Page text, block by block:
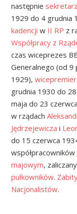
następnie
1929 do 4 grudnia
kadencji w II RP z
Współpracy z
czas wiceprezes
Generalnego (od 9
1929), wicepremier
grudnia 1930 do
maja do 23
w rządach
Jędrzejewicza i
do 15 czerwca
współpracowników
majowym,
pułkowników.
Nacjonalistów.